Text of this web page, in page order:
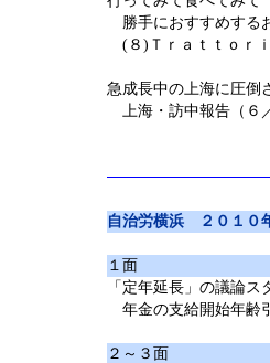
勝手におすすめする
(８)Ｔｒａｔｔｏｒ
急成長中の上海に圧倒
上海・訪中報告（６
自治労横浜 ２０１０
１面
「定年延長」の議論ス
年金の支給開始年齢
２～３面